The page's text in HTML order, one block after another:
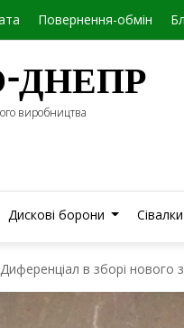
Повернення-обмін
ДНЕПР
виробництва
Дискові борони Сівалки
в зборі